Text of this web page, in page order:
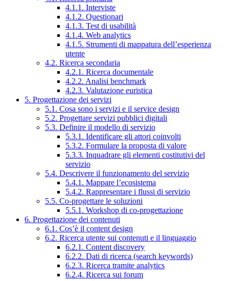
4.1.1. Interviste
4.1.2. Questionari
4.1.3. Test di usabilità
4.1.4. Web analytics
4.1.5. Strumenti di mappatura dell’esperienza
utente
4.2. Ricerca secondaria
4.2.1. Ricerca documentale
4.2.2. Analisi benchmark
4.2.3. Valutazione euristica
5. Progettazione dei servizi
5.1. Cosa sono i servizi e il service design
5.2. Progettare servizi pubblici digitali
5.3. Definire il modello di servizio
5.3.1. Identificare gli attori coinvolti
5.3.2. Formulare la proposta di valore
5.3.3. Inquadrare gli elementi costitutivi del
servizio
5.4. Descrivere il funzionamento del servizio
5.4.1. Mappare l’ecosistema
5.4.2. Rappresentare i flussi di servizio
5.5. Co-progettare le soluzioni
5.5.1. Workshop di co-progettazione
6. Progettazione dei contenuti
6.1. Cos’è il content design
6.2. Ricerca utente sui contenuti e il linguaggio
6.2.1. Content discovery
6.2.2. Dati di ricerca (search keywords)
6.2.3. Ricerca tramite analytics
6.2.4. Ricerca sui forum